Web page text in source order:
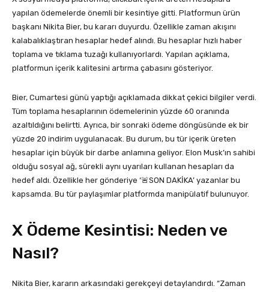
yapılan ödemelerde önemli bir kesintiye gitti. Platformun ürün
başkanı Nikita Bier, bu kararı duyurdu. Özellikle zaman akışını
kalabalıklaştıran hesaplar hedef alındı. Bu hesaplar hızlı haber
toplama ve tıklama tuzağı kullanıyorlardı. Yapılan açıklama,
platformun içerik kalitesini artırma çabasını gösteriyor.
Bier, Cumartesi günü yaptığı açıklamada dikkat çekici bilgiler verdi.
Tüm toplama hesaplarının ödemelerinin yüzde 60 oranında
azaltıldığını belirtti. Ayrıca, bir sonraki ödeme döngüsünde ek bir
yüzde 20 indirim uygulanacak. Bu durum, bu tür içerik üreten
hesaplar için büyük bir darbe anlamına geliyor. Elon Musk’ın sahibi
olduğu sosyal ağ, sürekli aynı uyarıları kullanan hesapları da
hedef aldı. Özellikle her gönderiye ‘🚨SON DAKİKA’ yazanlar bu
kapsamda. Bu tür paylaşımlar platformda manipülatif bulunuyor.
X Ödeme Kesintisi: Neden ve
Nasıl?
Nikita Bier, kararın arkasındaki gerekçeyi detaylandırdı. “Zaman